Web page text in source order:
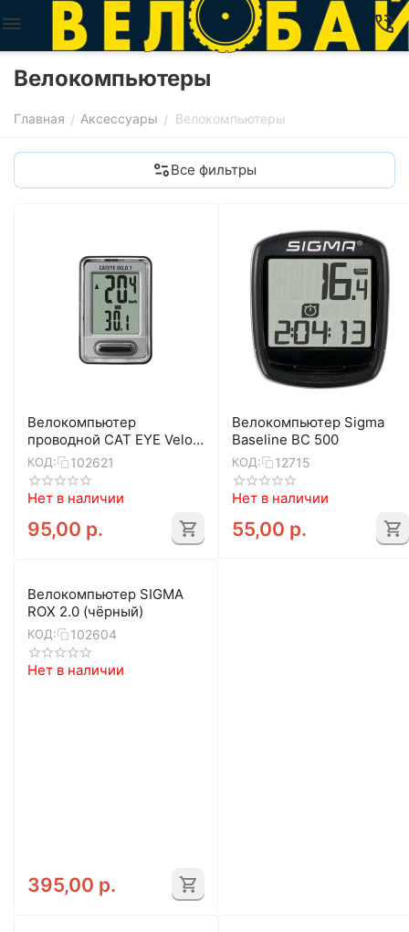
Велокомпьютеры
Главная / Аксессуары / Велокомпьютеры
Все фильтры
Велокомпьютер
проводной CAT EYE Velo 7
(VL520) 8-13060008
(черно-серый)
КОД: 102621
Нет в наличии
95,00 р.
Велокомпьютер Sigma
Baseline BC 500
КОД: 12715
Нет в наличии
55,00 р.
Велокомпьютер SIGMA
ROX 2.0 (чёрный)
КОД: 102604
Нет в наличии
395,00 р.